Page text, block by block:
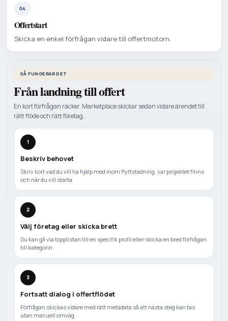
04
Offertstart
Skicka en enkel förfrågan vidare till offertmotorn.
SÅ FUNGERAR DET
Från landning till offert
En kort förfrågan räcker. Marketplace skickar sedan vidare ärendet till
rätt flöde och rätt företag.
1
Beskriv behovet
Skriv kort vad du vill ha hjälp med inom flyttstadning, var projektet finns
och när du vill starta.
2
Välj företag eller skicka brett
Du kan gå via topplistan till en specifik profil eller skicka en bred förfrågan
till kategorin.
3
Fortsatt dialog i offertflödet
Förfrågan skickas vidare med rätt metadata så att nästa steg kan tas
utan manuell omväg.